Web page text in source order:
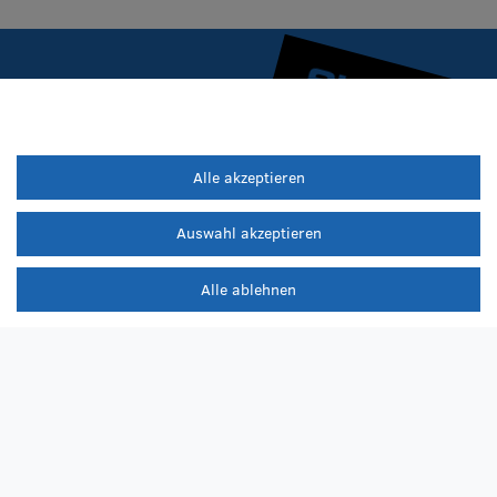
Alle akzeptieren
Auswahl akzeptieren
Alle ablehnen